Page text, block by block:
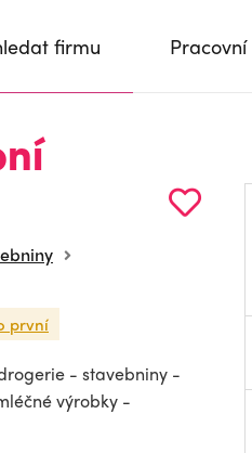
firmu
první
- stavebniny -
výrobky -